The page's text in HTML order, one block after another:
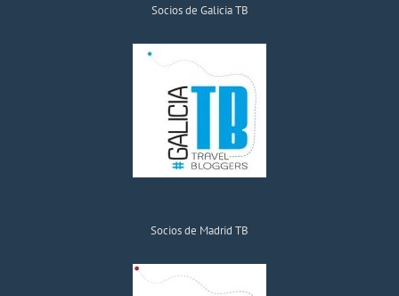
Socios de Galicia TB
Socios de Madrid TB